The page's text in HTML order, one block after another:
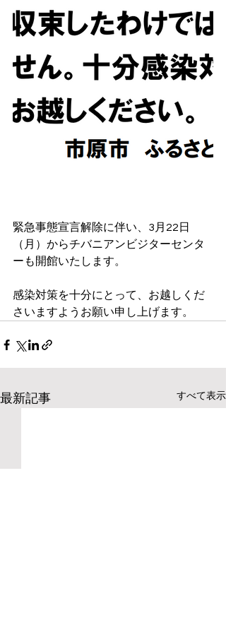
緊急事態宣言解除に伴い、3月22日
（月）からチバニアンビジターセンタ
ーも開館いたします。
感染対策を十分にとって、お越しくだ
さいますようお願い申し上げます。
最新記事 すべて表示